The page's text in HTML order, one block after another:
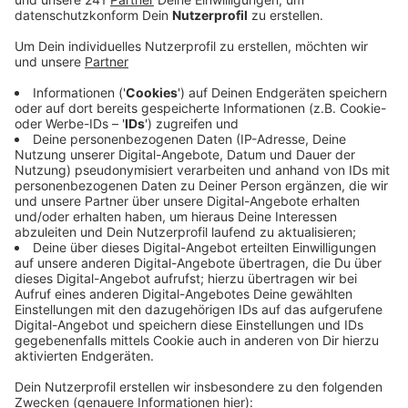
europäischen Programms sollen die ländlichen
Gebiete gestärkt und weiterentwickelt werden.
Veröffentlicht:Freitag, 17.03.2023 13:17
Anzeige
So bekommt das Berufskolleg in Hückeswagen zum
Beispiel eine Zukunftsschmiede für Robotik und 3D-
Druck. In Marienheide wird der Bau eines 3D
Bogenparcours gefördert, Wermelskirchen-Dhünn und
Dabringhausen bekommen moderne Weihnachts-
Beleuchtung. Wipperfürth-Thier erhält ein
Multifunktions-Spielfeld und Wipperfeld bekommt ein
multifunktionales Sport- und Begegnungs-Zentrum.
Die ausgewählten Projekte werden mit insgesamt
950.000 Euro unterstützt.